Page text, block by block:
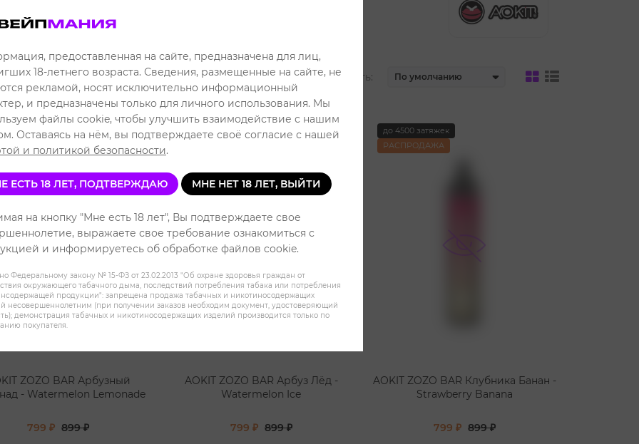
Zozobar 4500
Сортировать:
затяжек
ZOZO BAR Арбузный
- Watermelon Lemonade
799 ₽ 899 ₽
до 4500 затяжек
AOKIT ZOZO BAR Арбуз Лёд -
Watermelon Ice
799 ₽ 899 ₽
до 4500 затяжек
РАСПРОДАЖА
AOKIT ZOZO BAR Клубника Банан -
Strawberry Banana
799 ₽ 899 ₽
предоставленная на сайте, предназначена для лиц,
18-летнего возраста. Сведения, размещенные на сайте, не
рекламой, носят исключительно информационный
и предназначены только для личного использования. Мы
файлы cookie, чтобы улучшить взаимодействие с нашим
Оставаясь на нём, вы подтверждаете своё согласие с нашей
и политикой безопасности.
ЕСТЬ 18 ЛЕТ, ПОДТВЕРЖДАЮ МНЕ НЕТ 18 ЛЕТ, ВЫЙТИ
на кнопку "Мне есть 18 лет", Вы подтверждаете свое
выражаете свое требование ознакомиться с
и информируетесь об обработке файлов cookie.
Федеральному закону № 15-ФЗ от 23.02.2013 "Об охране здоровья граждан от
окружающего табачного дыма, последствий потребления табака или потребления
продукции": запрещена продажа табачных и никотиносодержащих
несовершеннолетним (при получении заказов необходим документ, удостоверяющий
демонстрация табачных и никотиносодержащих изделий производится только по
покупателя.